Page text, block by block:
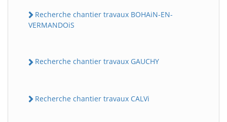
Recherche chantier travaux BOHAiN-EN-
VERMANDOiS
Recherche chantier travaux GAUCHY
Recherche chantier travaux CALVi